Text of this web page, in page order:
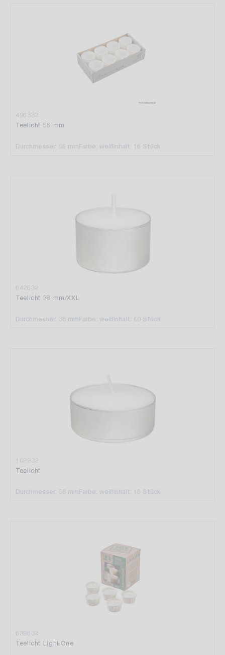
496332
Teelicht 56 mm
Durchmesser: 56 mmFarbe: weißInhalt: 16 Stück
642632
Teelicht 38 mm/XXL
Durchmesser: 38 mmFarbe: weißInhalt: 60 Stück
102932
Teelicht
Durchmesser: 58 mmFarbe: weißInhalt: 16 Stück
639632
Teelicht Light.One